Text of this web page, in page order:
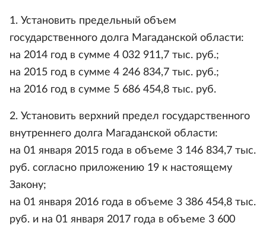
1. Установить предельный объем
государственного долга Магаданской области:
на 2014 год в сумме 4 032 911,7 тыс. руб.;
на 2015 год в сумме 4 246 834,7 тыс. руб.;
на 2016 год в сумме 5 686 454,8 тыс. руб.
2. Установить верхний предел государственного
внутреннего долга Магаданской области:
на 01 января 2015 года в объеме 3 146 834,7 тыс.
руб. согласно приложению 19 к настоящему
Закону;
на 01 января 2016 года в объеме 3 386 454,8 тыс.
руб. и на 01 января 2017 года в объеме 3 600